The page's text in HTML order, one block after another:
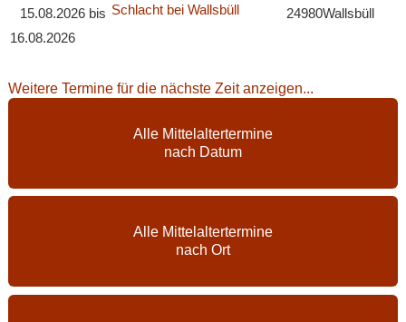
15.08.2026 bis
16.08.2026
Schlacht bei Wallsbüll 24980Wallsbüll
Weitere Termine für die nächste Zeit anzeigen...
Alle Mittelaltertermine
nach Datum
Alle Mittelaltertermine
nach Ort